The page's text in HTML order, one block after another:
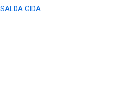
SALDA GIDA